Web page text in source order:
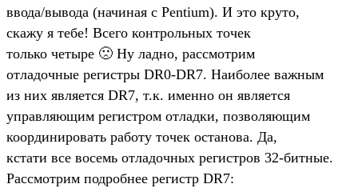
ввода/вывода (начиная с Pentium). И это круто,
скажу я тебе! Всего контрольных точек
только четыре 🙁 Ну ладно, рассмотрим
отладочные регистры DR0-DR7. Наиболее важным
из них является DR7, т.к. именно он является
управляющим регистром отладки, позволяющим
координировать работу точек останова. Да,
кстати все восемь отладочных регистров 32-битные.
Рассмотрим подробнее регистр DR7: